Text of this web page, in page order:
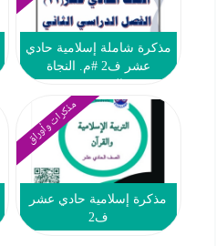
مذكرة شاملة إسلامية حادي
عشر ف2 #م. النجاة
مذكرات وأوراق
مذكرة إسلامية حادي عشر
ف2